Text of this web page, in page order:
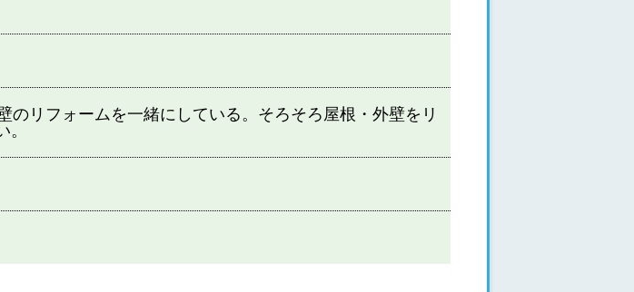
のリフォームを一緒にしている。そろそろ屋根・外壁をリ